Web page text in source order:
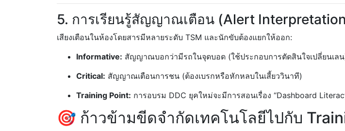
5. การเรียนรู้สัญญาณเตือน (Alert
เสียงเตือนในห้องโดยสารมีหลายระดับ TSM และนักขับต้องแยกให้ออก:
Informative: สัญญาณบอกว่ามีรถในจุดบอด (ใช้ประกอบการตัดสินใจเปลี่ยนเล
Critical: สัญญาณเตือนการชน (ต้องเบรกหรือหักหลบในเสี้ยววินาที)
Training Point: การอบรม DDC ยุคใหม่จะมีการสอนเรื่อง “Dashboard
🎯 ก้าวข้ามขีดจำกัดเทคโนโลยีไปกับ